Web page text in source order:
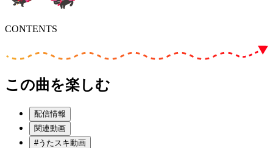
CONTENTS
この曲を楽しむ
配信情報
関連動画
#うたスキ動画